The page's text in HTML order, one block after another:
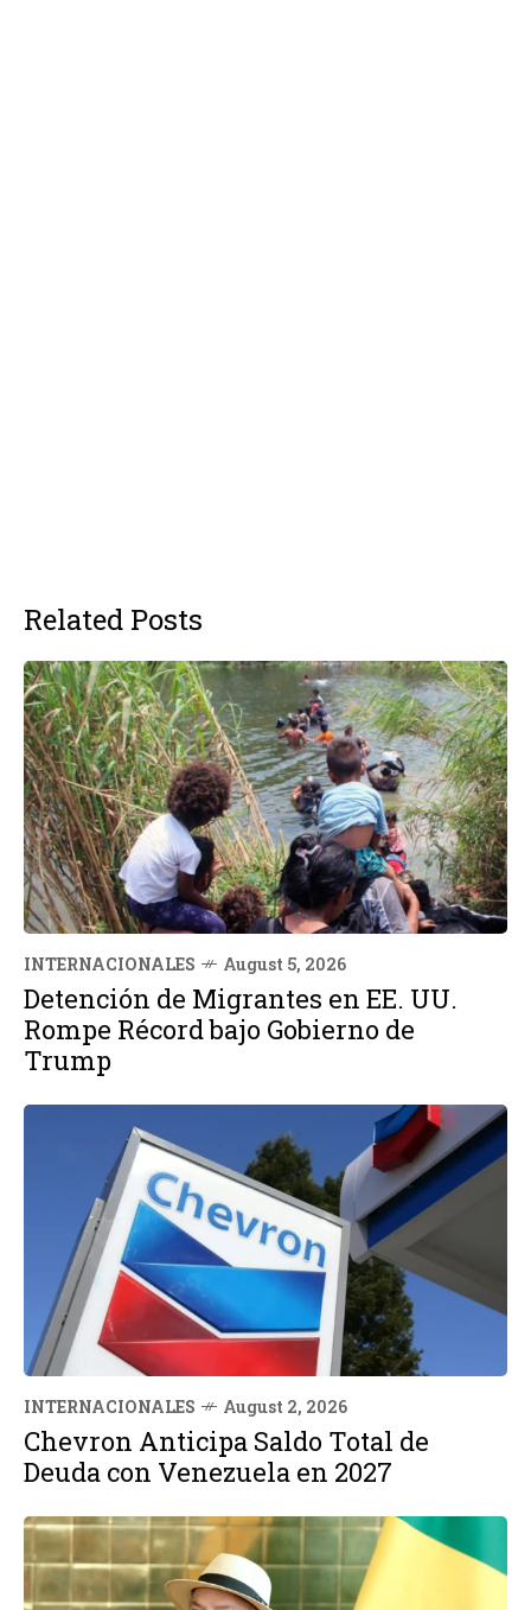
Related Posts
INTERNACIONALES August 5, 2026
Detención de Migrantes en EE. UU.
Rompe Récord bajo Gobierno de
Trump
INTERNACIONALES August 2, 2026
Chevron Anticipa Saldo Total de
Deuda con Venezuela en 2027